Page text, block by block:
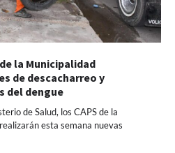
la Municipalidad
de descacharreo y
del dengue
de Salud, los CAPS de la
esta semana nuevas